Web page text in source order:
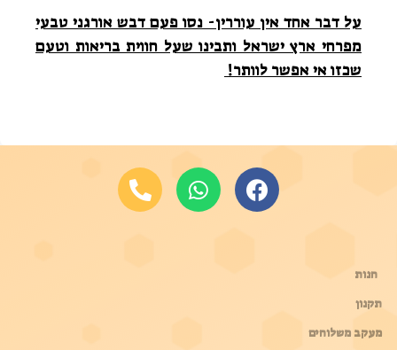
על דבר אחד אין עוררין- נסו פעם דבש אורגני טבעי
מפרחי ארץ ישראל ותבינו שעל חווית בריאות וטעם
שכזו אי אפשר לוותר!
חנות
תקנון
מעקב משלוחים